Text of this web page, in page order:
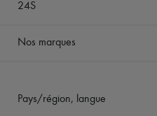
24S
Nos marques
Pays/région, langue